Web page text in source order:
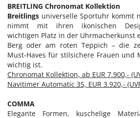
Pauline Rochas
Silhouette
Austrian Fashion Awards 2025
Sangreal
United Kids
Julia Malischnig
Lights of Vienna
BREITLING Chronomat Kollektion
Breitlings universelle Sportuhr kommt
nimmt mit ihren ikonischen
wichtigen Platz in der Uhrmacherkunst
Berg oder am roten Teppich – die
Must-Haves für stilsichere Frauen und
wichtig ist.
Chronomat Kollektion, ab EUR 7.900,-
Navitimer Automatic 35, EUR 3.920,-
COMMA
Elegante Formen, kuschelige